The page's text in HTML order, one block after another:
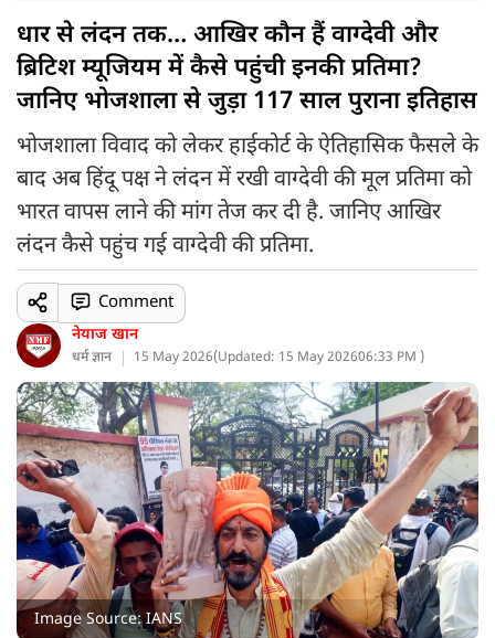
धार से लंदन तक… आखिर कौन हैं वाग्देवी और
ब्रिटिश म्यूजियम में कैसे पहुंची इनकी प्रतिमा?
जानिए भोजशाला से जुड़ा 117 साल पुराना इतिहास
भोजशाला विवाद को लेकर हाईकोर्ट के ऐतिहासिक फैसले के
बाद अब हिंदू पक्ष ने लंदन में रखी वाग्देवी की मूल प्रतिमा को
भारत वापस लाने की मांग तेज कर दी है. जानिए आखिर
लंदन कैसे पहुंच गई वाग्देवी की प्रतिमा.
नेयाज खान
धर्म ज्ञान 15 May 2026(Updated: 15 May 202606:33 PM )
Comment
Image Source: IANS